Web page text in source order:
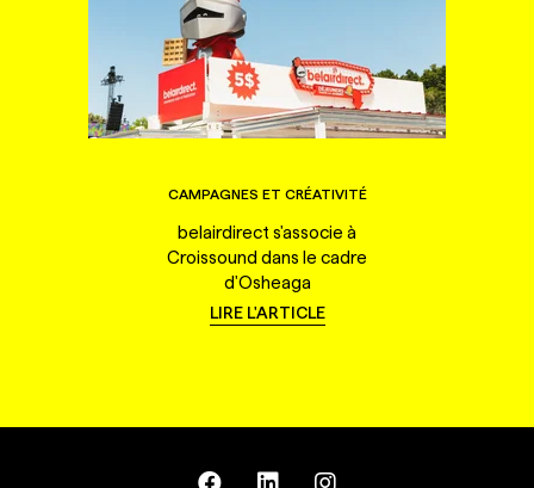
CAMPAGNES ET CRÉATIVITÉ
belairdirect s'associe à
Croissound dans le cadre
d'Osheaga
LIRE L'ARTICLE